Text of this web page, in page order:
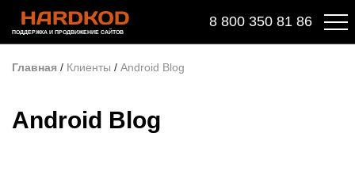
ПОДДЕРЖКА И ПРОДВИЖЕНИЕ САЙТОВ
8 800 350 81 86
Главная / Клиенты / Android Blog
Android Blog